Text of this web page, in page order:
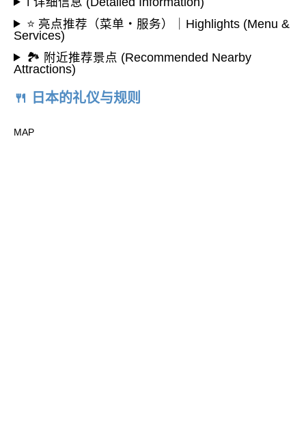
⭐ 亮点推荐（菜单・服务）｜Highlights (Menu &
Services)
🏞️ 附近推荐景点 (Recommended Nearby
Attractions)
🍴 日本的礼仪与规则
MAP